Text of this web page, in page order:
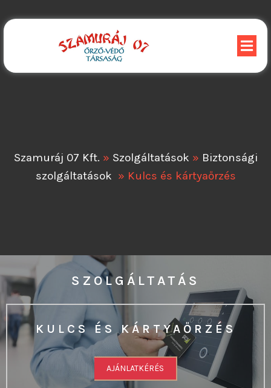
Szamuráj 07 Kft. » Szolgáltatások » Biztonsági
szolgáltatások » Kulcs és kártyaőrzés
SZOLGÁLTATÁS
KULCS ÉS KÁRTYAŐRZÉS
AJÁNLATKÉRÉS